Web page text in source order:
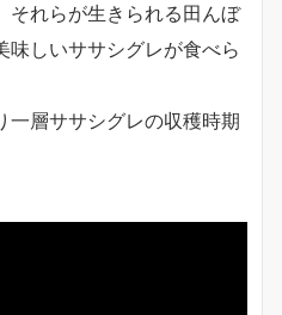
それらが生きられる田んぼ
味しいササシグレが食べら
一層ササシグレの収穫時期